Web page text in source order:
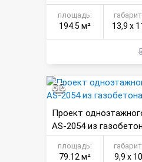
ой и гаражом
площадь:
194.5 м² 13,9 х
Проект
AS-2054 из
площадь:
79.12 м² 9,9 х